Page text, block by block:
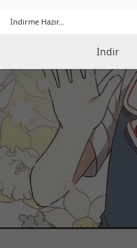
İndirme Hazır...
İndir